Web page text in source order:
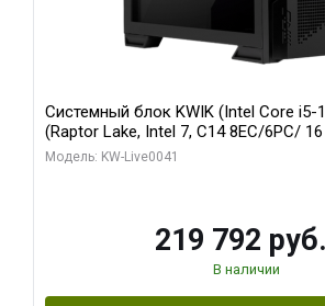
Системный блок KWIK (Intel Core i5-
(Raptor Lake, Intel 7, C14 8EC/6PC/
модуля)/ Palit RTX5080 GAMINGPRO
Модель: KW-Live0041
219 792 руб.
В наличии